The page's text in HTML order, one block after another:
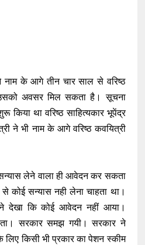
के आगे तीन चार साल से वरिष्ठ
उसको अवसर मिल सकता है। सूचना
था वरिष्ठ साहित्यकार भूपेंद्र
ने भी नाम के आगे वरिष्ठ कवयित्री
लेने वाला ही आवेदन कर सकता
सन्यास नही लेना चाहता था।
देखा कि कोई आवेदन नहीं आया।
सरकार समझ गयी। सरकार ने
लिए किसी भी प्रकार का पेशन स्कीम